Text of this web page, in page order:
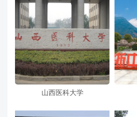
山西医科大学